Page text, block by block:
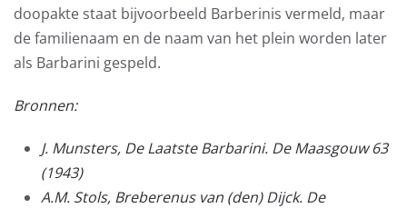
doopakte staat bijvoorbeeld Barberinis vermeld, maar
de familienaam en de naam van het plein worden later
als Barbarini gespeld.
Bronnen:
J. Munsters, De Laatste Barbarini. De Maasgouw 63
(1943)
A.M. Stols, Breberenus van (den) Dijck. De